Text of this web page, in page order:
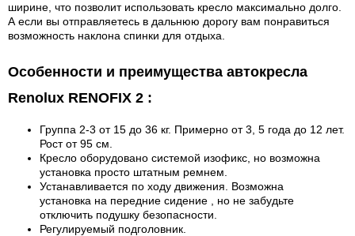
ширине, что позволит использовать кресло максимально долго.
А если вы отправляетесь в дальнюю дорогу вам понравиться
возможность наклона спинки для отдыха.
Особенности и преимущества автокресла
Renolux RENOFIX 2 :
Группа 2-3 от 15 до 36 кг. Примерно от 3, 5 года до 12 лет.
Рост от 95 см.
Кресло оборудовано системой изофикс, но возможна
установка просто штатным ремнем.
Устанавливается по ходу движения. Возможна
установка на передние сидение , но не забудьте
отключить подушку безопасности.
Регулируемый подголовник.